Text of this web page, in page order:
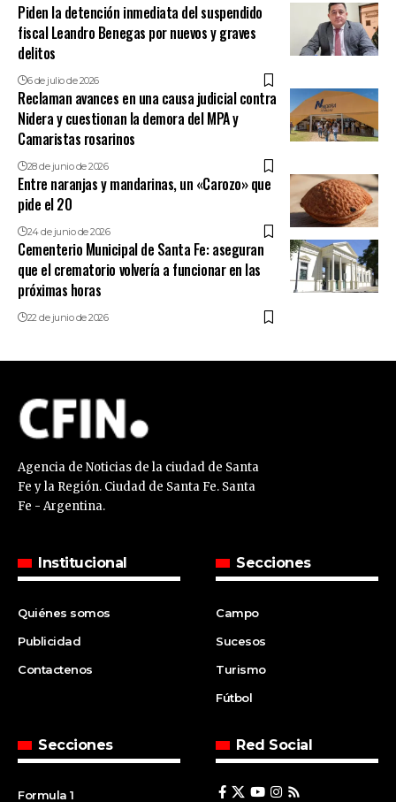
Piden la detención inmediata del suspendido
fiscal Leandro Benegas por nuevos y graves
delitos
6 de julio de 2026
Reclaman avances en una causa judicial contra
Nidera y cuestionan la demora del MPA y
Camaristas rosarinos
28 de junio de 2026
Entre naranjas y mandarinas, un «Carozo» que
pide el 20
24 de junio de 2026
Cementerio Municipal de Santa Fe: aseguran
que el crematorio volvería a funcionar en las
próximas horas
22 de junio de 2026
Agencia de Noticias de la ciudad de Santa
Fe y la Región. Ciudad de Santa Fe. Santa
Fe - Argentina.
Institucional
Quiénes somos
Publicidad
Contactenos
Secciones
Campo
Sucesos
Turismo
Fútbol
Secciones
Formula 1
Red Social